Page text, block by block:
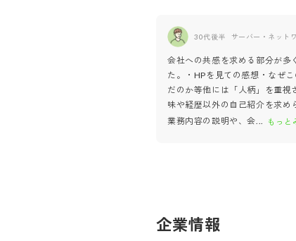
30代後半 サーバー・ネット
会社への共感を求める部分が多
た。・HPを見ての感想・なぜ
だのか等他には「人柄」を重視
味や経歴以外の自己紹介を求め
業務内容の説明や、会... もっと
企業情報